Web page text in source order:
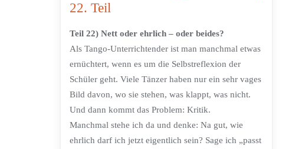
22. Teil
Teil 22) Nett oder ehrlich – oder beides?
Als Tango-Unterrichtender ist man manchmal etwas
ernüchtert, wenn es um die Selbstreflexion der
Schüler geht. Viele Tänzer haben nur ein sehr vages
Bild davon, wo sie stehen, was klappt, was nicht.
Und dann kommt das Problem: Kritik.
Manchmal stehe ich da und denke: Na gut, wie
ehrlich darf ich jetzt eigentlich sein? Sage ich „passt